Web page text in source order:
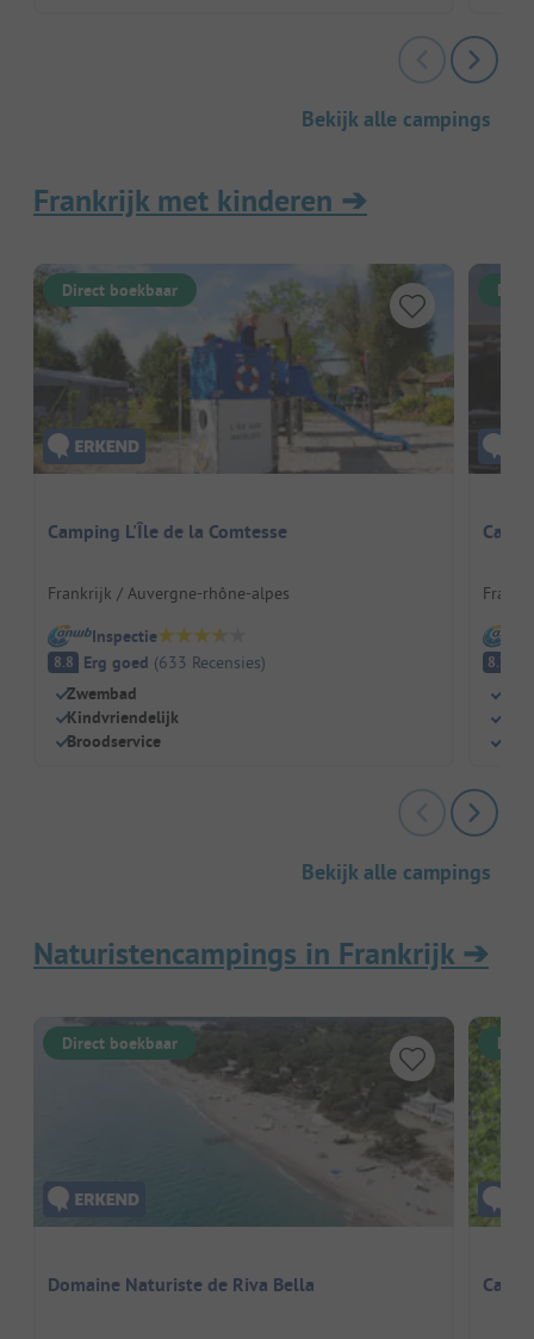
Bekijk alle campings
Frankrijk met kinderen ➔
Direct boekbaar
Camping L'Île de la Comtesse
Frankrijk / Auvergne-rhône-alpes
Inspectie
8.8 Erg goed (633 Recensies)
Zwembad
Kindvriendelijk
Broodservice
8.7
Bekijk alle campings
Naturistencampings in Frankrijk➔
Direct boekbaar
Domaine Naturiste de Riva Bella